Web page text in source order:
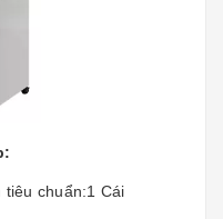
chuẩn:1 Cái